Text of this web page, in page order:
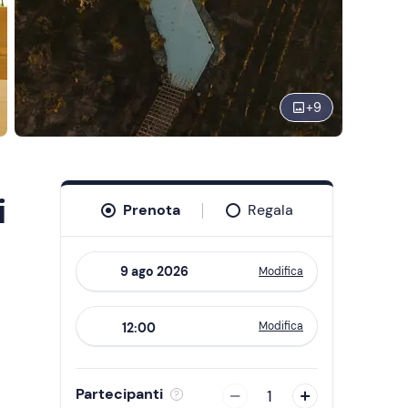
+9
Prenota Regala
forward
to
interact
with
Modifica
12:00 Modifica
Partecipanti 1